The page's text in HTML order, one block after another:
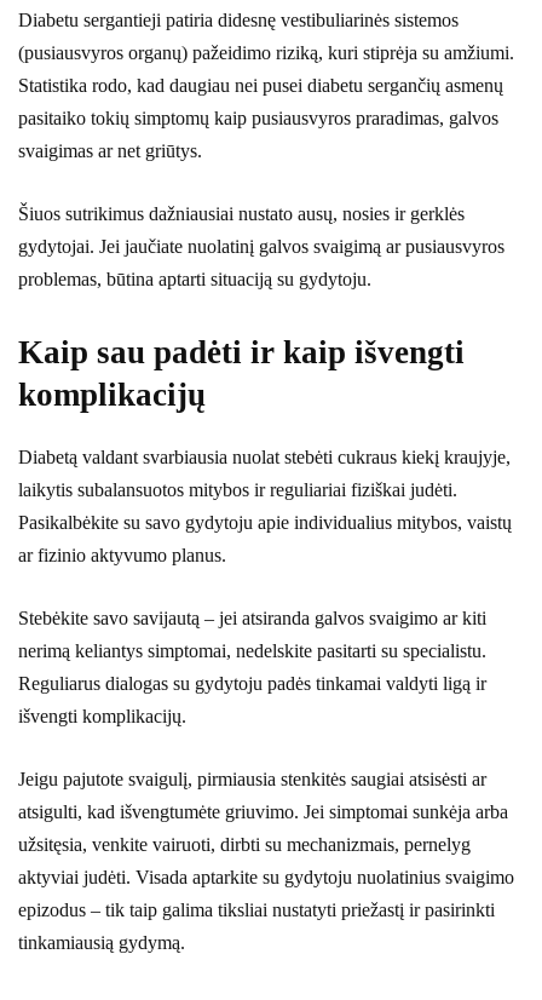
Diabetu sergantieji patiria didesnę vestibuliarinės sistemos
(pusiausvyros organų) pažeidimo riziką, kuri stiprėja su amžiumi.
Statistika rodo, kad daugiau nei pusei diabetu sergančių asmenų
pasitaiko tokių simptomų kaip pusiausvyros praradimas, galvos
svaigimas ar net griūtys.
Šiuos sutrikimus dažniausiai nustato ausų, nosies ir gerklės
gydytojai. Jei jaučiate nuolatinį galvos svaigimą ar pusiausvyros
problemas, būtina aptarti situaciją su gydytoju.
Kaip sau padėti ir kaip išvengti
komplikacijų
Diabetą valdant svarbiausia nuolat stebėti cukraus kiekį kraujyje,
laikytis subalansuotos mitybos ir reguliariai fiziškai judėti.
Pasikalbėkite su savo gydytoju apie individualius mitybos, vaistų
ar fizinio aktyvumo planus.
Stebėkite savo savijautą – jei atsiranda galvos svaigimo ar kiti
nerimą keliantys simptomai, nedelskite pasitarti su specialistu.
Reguliarus dialogas su gydytoju padės tinkamai valdyti ligą ir
išvengti komplikacijų.
Jeigu pajutote svaigulį, pirmiausia stenkitės saugiai atsisėsti ar
atsigulti, kad išvengtumėte griuvimo. Jei simptomai sunkėja arba
užsitęsia, venkite vairuoti, dirbti su mechanizmais, pernelyg
aktyviai judėti. Visada aptarkite su gydytoju nuolatinius svaigimo
epizodus – tik taip galima tiksliai nustatyti priežastį ir pasirinkti
tinkamiausią gydymą.